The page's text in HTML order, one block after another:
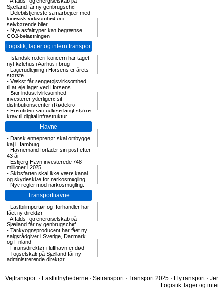
Sjælland får ny genbrugschef
- Delebilstjeneste samarbejder med
kinesisk virksomhed om
selvkørende biler
- Nye asfalttyper kan begrænse
CO2-belastningen
Logistik, lager og intern transport
- Islandsk rederi-koncern har taget
nyt kølehus i Aarhus i brug
- Lagerudlejning i Horsens er årets
største
- Vækst får sengetøjsvirksomhed
til at leje lager ved Horsens
- Stor industrivirksomhed
investerer yderligere sit
distributionscenter i Rødekro
- Fremtiden kan udløse langt større
krav til digital infrastruktur
Havne
- Dansk entreprenør skal ombygge
kaj i Hamburg
- Havnemand forlader sin post efter
43 år
- Esbjerg Havn investerede 748
millioner i 2025
- Skibsfarten skal ikke være kanal
og skydeskive for narkosmugling
- Nye regler mod narkosmugling:
Transportnavne
- Lastbilimportør og -forhandler har
fået ny direktør
-Affalds- og energiselskab på
Sjælland får ny genbrugschef
- Tankvognsproducent har fået ny
salgsrådgiver i Sverige, Danmark
og Finland
- Finansdirektør i lufthavn er død
- Togselskab på Sjælland får ny
administrerende direktør
Vejtransport · Lastbilnyhederne · Søtransport · Transport 2025 · Flytransport ·
Logistik, lager og